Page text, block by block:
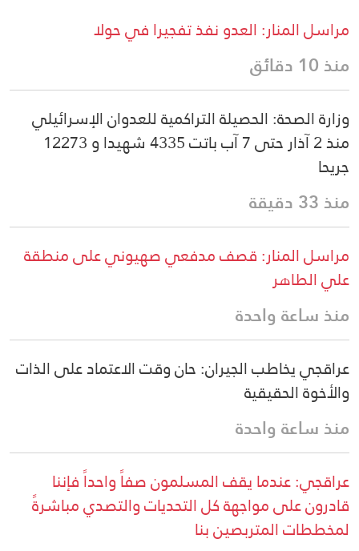
مراسل المنار: العدو نفذ تفجيرا في حولا
منذ 10 دقائق
وزارة الصحة: الحصيلة التراكمية للعدوان الإسرائيلي
منذ 2 آذار حتى 7 آب باتت 4335 شهيدا و 12273
جريحا
منذ 33 دقيقة
مراسل المنار: قصف مدفعي صهيوني على منطقة
علي الطاهر
منذ ساعة واحدة
عراقجي يخاطب الجيران: حان وقت الاعتماد على الذات
والأخوة الحقيقية
منذ ساعة واحدة
عراقجي: عندما يقف المسلمون صفاً واحداً فإننا
قادرون على مواجهة كل التحديات والتصدي مباشرةً
لمخططات المتربصين بنا